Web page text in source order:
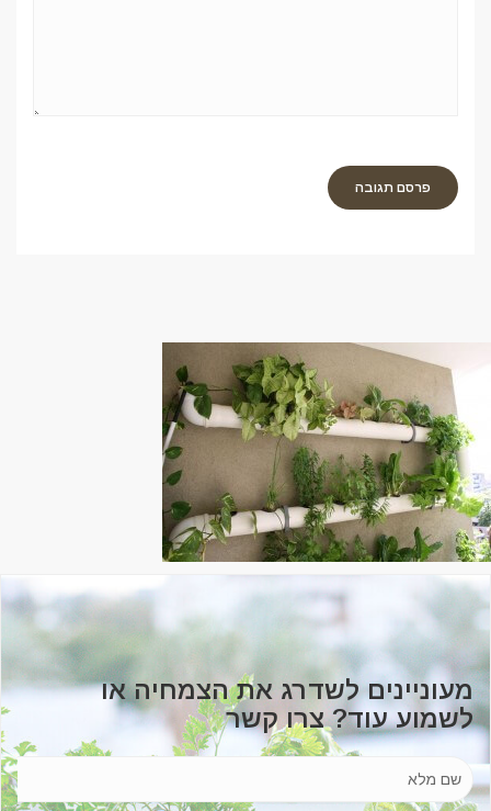
מעוניינים לשדרג את הצמחיה או
לשמוע עוד? צרו קשר